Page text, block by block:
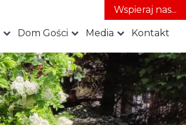
Dom Gości Media Kontakt
Wspieraj nas...